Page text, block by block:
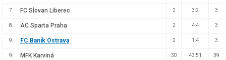
7. FC Slovan Liberec 2 3:2 3
8. AC Sparta Praha 2 4:4 3
9. FC Baník Ostrava 2 1:4 3
9. MFK Karviná 30 43:51 39